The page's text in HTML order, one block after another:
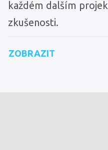
každém dalším
zkušenosti.
ZOBRAZIT